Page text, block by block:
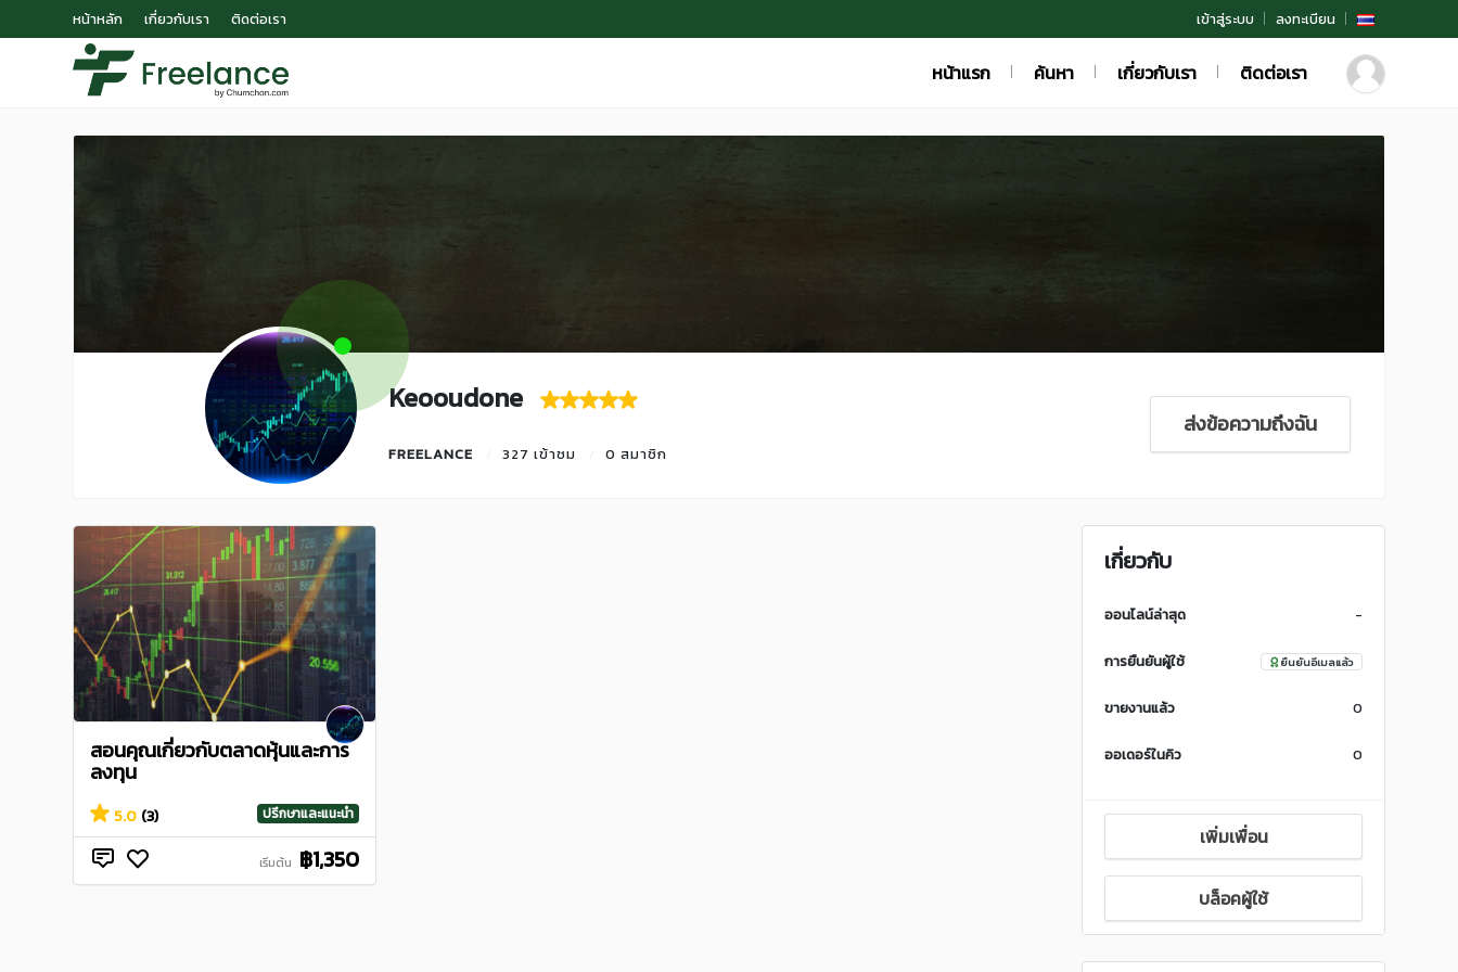
หน้าหลัก เกี่ยวกับเรา ติดต่อเรา เข้าสู่ระบบ ลงทะเบียน
หน้าแรก ค้นหา เกี่ยวกับเรา ติดต่อเรา
Keooudone
FREELANCE 327 เข้าชม 0 สมาชิก
ส่งข้อความถึงฉัน
สอนคุณเกี่ยวกับตลาดหุ้นและการ
ลงทุน
5.0 (3) ปรึกษาและแนะนำ
เริ่มต้น ฿1,350
เกี่ยวกับ
ออนไลน์ล่าสุด -
การยืนยันผู้ใช้ ยืนยันอีเมลแล้ว
ขายงานแล้ว 0
ออเดอร์ในคิว 0
เพิ่มเพื่อน
บล็อคผู้ใช้